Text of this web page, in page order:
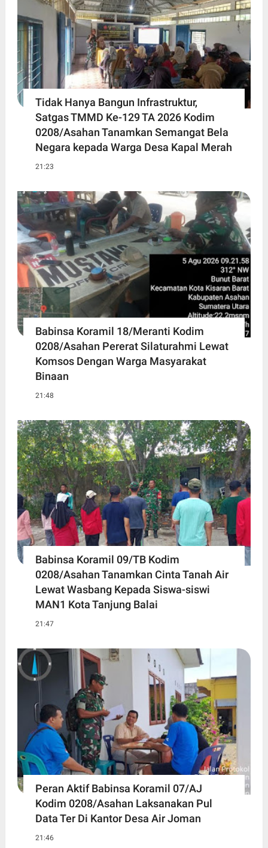
Tidak Hanya Bangun Infrastruktur,
Satgas TMMD Ke-129 TA 2026 Kodim
0208/Asahan Tanamkan Semangat Bela
Negara kepada Warga Desa Kapal Merah
21:23
Babinsa Koramil 18/Meranti Kodim
0208/Asahan Pererat Silaturahmi Lewat
Komsos Dengan Warga Masyarakat
Binaan
21:48
Babinsa Koramil 09/TB Kodim
0208/Asahan Tanamkan Cinta Tanah Air
Lewat Wasbang Kepada Siswa-siswi
MAN1 Kota Tanjung Balai
21:47
Peran Aktif Babinsa Koramil 07/AJ
Kodim 0208/Asahan Laksanakan Pul
Data Ter Di Kantor Desa Air Joman
21:46